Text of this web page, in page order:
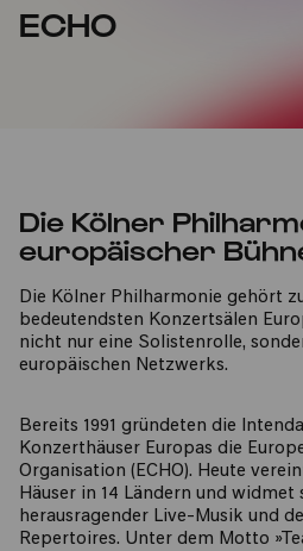
ECHO
Die Kölner
europäischer
Die Kölner Philharmonie gehört
bedeutendsten Konzertsälen
nicht nur eine Solistenrolle,
europäischen Netzwerks.
Bereits 1991 gründeten die
Konzerthäuser Europas die
Organisation (ECHO). Heute
Häuser in 14 Ländern und
herausragender Live-Musik und
Repertoires. Unter dem Motto